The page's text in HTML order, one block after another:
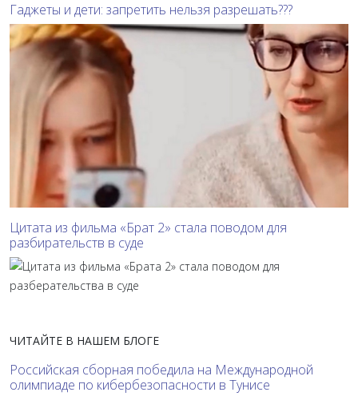
Гаджеты и дети: запретить нельзя разрешать???
Цитата из фильма «Брат 2» стала поводом для
разбирательств в суде
ЧИТАЙТЕ В НАШЕМ БЛОГЕ
Российская сборная победила на Международной
олимпиаде по кибербезопасности в Тунисе